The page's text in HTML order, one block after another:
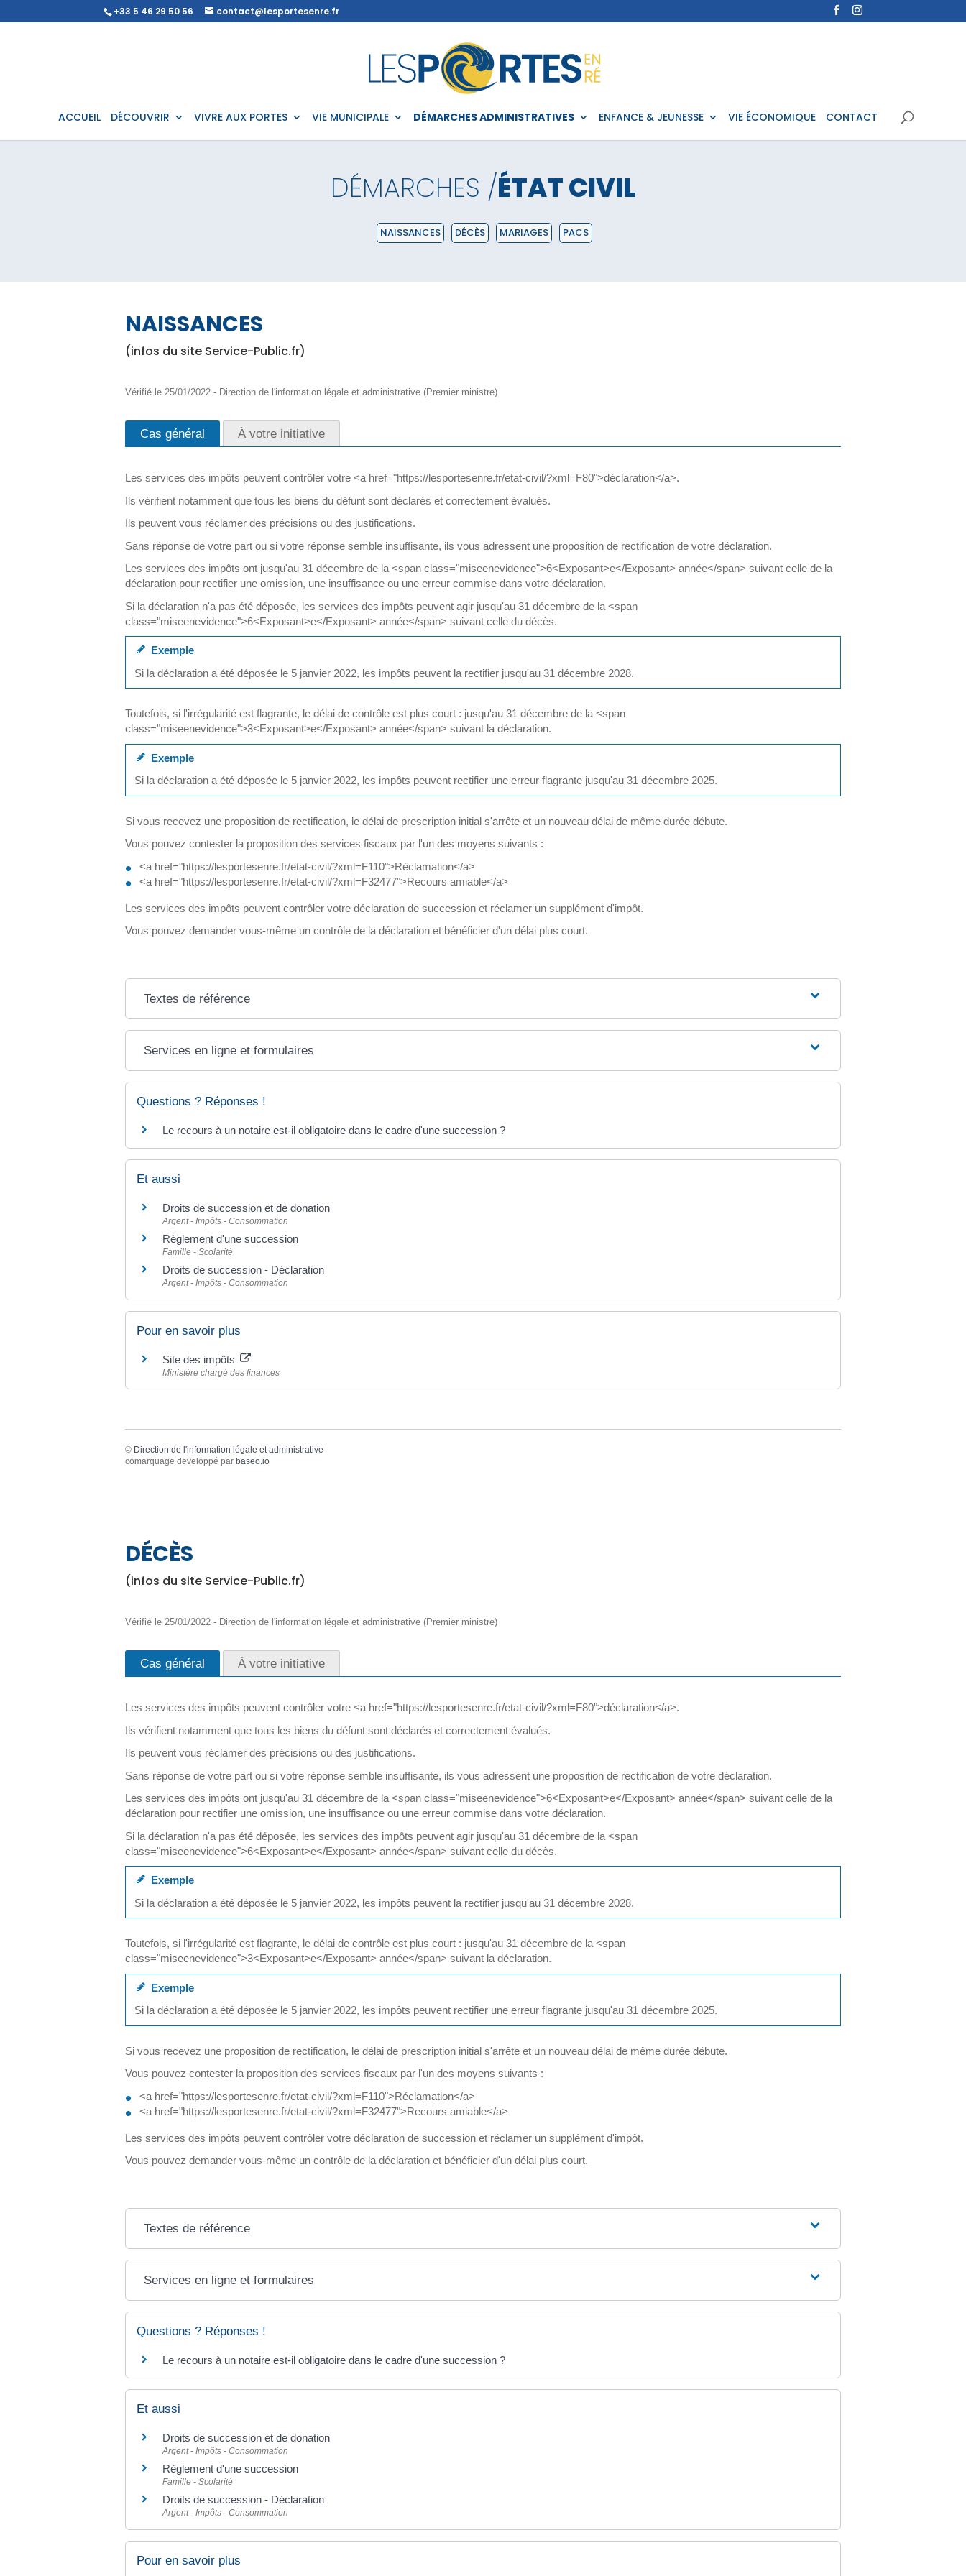
+33 5 46 29 50 56 contact@lesportesenre.fr
ACCUEIL DÉCOUVRIR VIVRE AUX PORTES VIE MUNICIPALE DÉMARCHES ADMINISTRATIVES ENFANCE & JEUNESSE VIE ÉCONOMIQUE CONTACT
DÉMARCHES /ÉTAT CIVIL
NAISSANCES DÉCÈS MARIAGES PACS
NAISSANCES
(infos du site Service-Public.fr)
Vérifié le 25/01/2022 - Direction de l'information légale et administrative (Premier ministre)
Cas général À votre initiative
Les services des impôts peuvent contrôler votre <a href="https://lesportesenre.fr/etat-civil/?xml=F80">déclaration</a>.
Ils vérifient notamment que tous les biens du défunt sont déclarés et correctement évalués.
Ils peuvent vous réclamer des précisions ou des justifications.
Sans réponse de votre part ou si votre réponse semble insuffisante, ils vous adressent une proposition de rectification de votre déclaration.
Les services des impôts ont jusqu'au 31 décembre de la <span class="miseenevidence">6<Exposant>e</Exposant> année</span> suivant celle de la
déclaration pour rectifier une omission, une insuffisance ou une erreur commise dans votre déclaration.
Si la déclaration n'a pas été déposée, les services des impôts peuvent agir jusqu'au 31 décembre de la <span
class="miseenevidence">6<Exposant>e</Exposant> année</span> suivant celle du décès.
Exemple
Si la déclaration a été déposée le 5 janvier 2022, les impôts peuvent la rectifier jusqu'au 31 décembre 2028.
Toutefois, si l'irrégularité est flagrante, le délai de contrôle est plus court : jusqu'au 31 décembre de la <span
class="miseenevidence">3<Exposant>e</Exposant> année</span> suivant la déclaration.
Exemple
Si la déclaration a été déposée le 5 janvier 2022, les impôts peuvent rectifier une erreur flagrante jusqu'au 31 décembre 2025.
Si vous recevez une proposition de rectification, le délai de prescription initial s'arrête et un nouveau délai de même durée débute.
Vous pouvez contester la proposition des services fiscaux par l'un des moyens suivants :
<a href="https://lesportesenre.fr/etat-civil/?xml=F110">Réclamation</a>
<a href="https://lesportesenre.fr/etat-civil/?xml=F32477">Recours amiable</a>
Les services des impôts peuvent contrôler votre déclaration de succession et réclamer un supplément d'impôt.
Vous pouvez demander vous-même un contrôle de la déclaration et bénéficier d'un délai plus court.
Textes de référence
Services en ligne et formulaires
Questions ? Réponses !
Le recours à un notaire est-il obligatoire dans le cadre d'une succession ?
Et aussi
Droits de succession et de donation
Argent - Impôts - Consommation
Règlement d'une succession
Famille - Scolarité
Droits de succession - Déclaration
Argent - Impôts - Consommation
Pour en savoir plus
Site des impôts
Ministère chargé des finances
© Direction de l'information légale et administrative
comarquage developpé parbaseo.io
DÉCÈS
(infos du site Service-Public.fr)
Vérifié le 25/01/2022 - Direction de l'information légale et administrative (Premier ministre)
Cas général À votre initiative
Les services des impôts peuvent contrôler votre <a href="https://lesportesenre.fr/etat-civil/?xml=F80">déclaration</a>.
Ils vérifient notamment que tous les biens du défunt sont déclarés et correctement évalués.
Ils peuvent vous réclamer des précisions ou des justifications.
Sans réponse de votre part ou si votre réponse semble insuffisante, ils vous adressent une proposition de rectification de votre déclaration.
Les services des impôts ont jusqu'au 31 décembre de la <span class="miseenevidence">6<Exposant>e</Exposant> année</span> suivant celle de la
déclaration pour rectifier une omission, une insuffisance ou une erreur commise dans votre déclaration.
Si la déclaration n'a pas été déposée, les services des impôts peuvent agir jusqu'au 31 décembre de la <span
class="miseenevidence">6<Exposant>e</Exposant> année</span> suivant celle du décès.
Exemple
Si la déclaration a été déposée le 5 janvier 2022, les impôts peuvent la rectifier jusqu'au 31 décembre 2028.
Toutefois, si l'irrégularité est flagrante, le délai de contrôle est plus court : jusqu'au 31 décembre de la <span
class="miseenevidence">3<Exposant>e</Exposant> année</span> suivant la déclaration.
Exemple
Si la déclaration a été déposée le 5 janvier 2022, les impôts peuvent rectifier une erreur flagrante jusqu'au 31 décembre 2025.
Si vous recevez une proposition de rectification, le délai de prescription initial s'arrête et un nouveau délai de même durée débute.
Vous pouvez contester la proposition des services fiscaux par l'un des moyens suivants :
<a href="https://lesportesenre.fr/etat-civil/?xml=F110">Réclamation</a>
<a href="https://lesportesenre.fr/etat-civil/?xml=F32477">Recours amiable</a>
Les services des impôts peuvent contrôler votre déclaration de succession et réclamer un supplément d'impôt.
Vous pouvez demander vous-même un contrôle de la déclaration et bénéficier d'un délai plus court.
Textes de référence
Services en ligne et formulaires
Questions ? Réponses !
Le recours à un notaire est-il obligatoire dans le cadre d'une succession ?
Et aussi
Droits de succession et de donation
Argent - Impôts - Consommation
Règlement d'une succession
Famille - Scolarité
Droits de succession - Déclaration
Argent - Impôts - Consommation
Pour en savoir plus